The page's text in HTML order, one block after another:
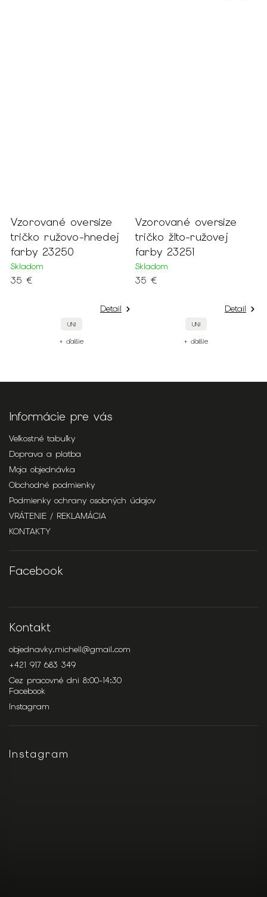
Vzorované oversize
tričko ružovo-hnedej
farby 23250
Skladom
35 €
Detail
UNI
+ ďalšie
Vzorované oversize
tričko žlto-ružovej
farby 23251
Skladom
35 €
Detail
UNI
+ ďalšie
Informácie pre vás
Veľkostné tabuľky
Doprava a platba
Moja objednávka
Obchodné podmienky
Podmienky ochrany osobných údajov
VRÁTENIE / REKLAMÁCIA
KONTAKTY
Facebook
Kontakt
objednavky.michell@gmail.com
+421 917 683 349
Cez pracovné dni 8:00-14:30
Facebook
Instagram
Instagram